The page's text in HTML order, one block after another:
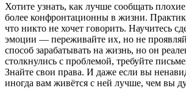
Хотите узнать, как лучше сообщать
более конфронтационны в жизни.
что никто не хочет говорить. Научитесь
эмоции — переживайте их, но не
способ зарабатывать на жизнь, но он
столкнулись с проблемой, требуйте
Знайте свои права. И даже если вы
иногда вам живётся с ней лучше, чем вы